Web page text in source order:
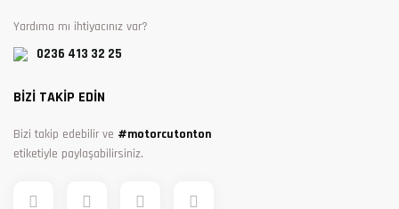
Yardıma mı ihtiyacınız var?
0236 413 32 25
BİZİ TAKİP EDİN
Bizi takip edebilir ve #motorcutonton
etiketiyle paylaşabilirsiniz.